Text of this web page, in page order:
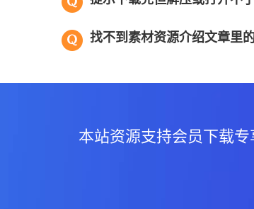
找不到素材资源介绍文章里
本站资源支持会员下载